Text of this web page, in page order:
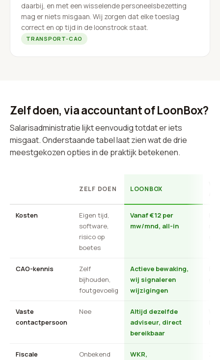
daarbij, en met een wisselende personeelsbezetting
mag er niets misgaan. Wij zorgen dat elke toeslag
correct en op tijd in de loonstrook staat.
TRANSPORT-CAO
Zelf doen, via accountant of LoonBox?
Salarisadministratie lijkt eenvoudig totdat er iets
misgaat. Onderstaande tabel laat zien wat de drie
meestgekozen opties in de praktijk betekenen.
ZELF DOEN LOONBOX
Kosten
Eigen tijd,
software,
risico op
boetes
Vanaf €12 per
mw/mnd, all-in
CAO-kennis
Zelf
bijhouden,
foutgevoelig
Actieve bewaking,
wij signaleren
wijzigingen
Vaste
contactpersoon
Nee
Altijd dezelfde
adviseur, direct
bereikbaar
Fiscale Onbekend WKR,